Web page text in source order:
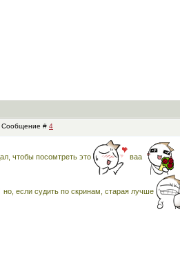
Сообщение # 4
чтобы посомтреть это ваа
но, если судить по скринам, старая лучше